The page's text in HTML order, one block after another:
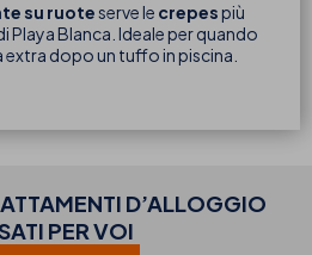
su ruoteserve le crepespiù
Playa Blanca. Ideale per quando
dopo un tuffo in piscina.
D’ALLOGGIO
PER VOI